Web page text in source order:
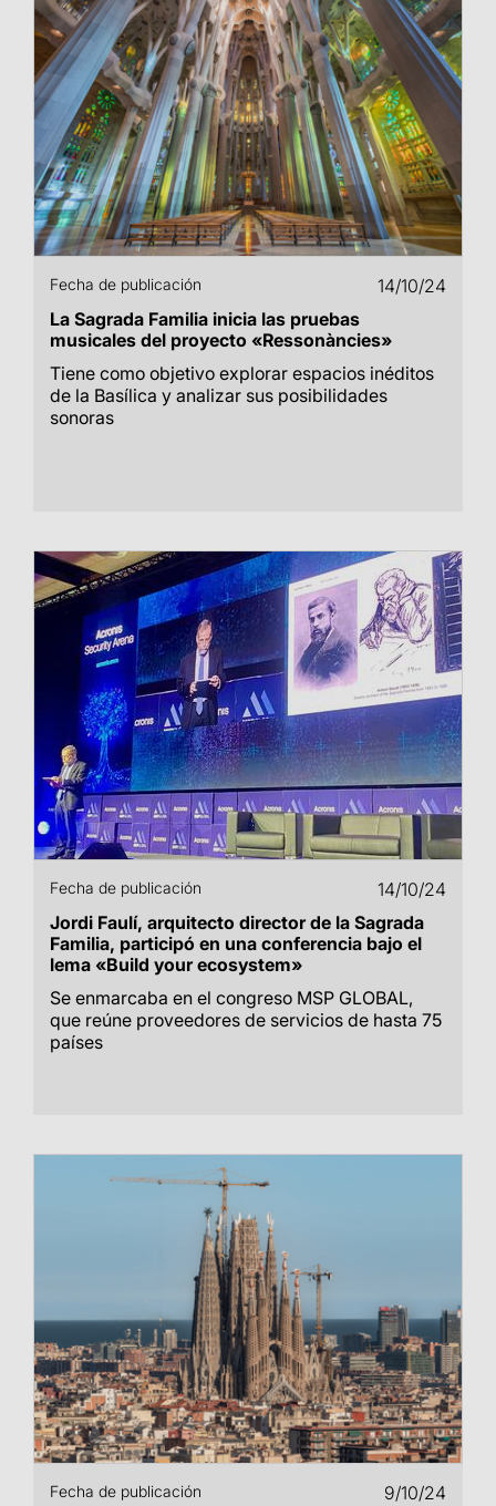
Fecha de publicación
14/10/24
La Sagrada Familia inicia las pruebas
musicales del proyecto «Ressonàncies»
Tiene como objetivo explorar espacios inéditos
de la Basílica y analizar sus posibilidades
sonoras
Fecha de publicación
14/10/24
Jordi Faulí, arquitecto director de la Sagrada
Familia, participó en una conferencia bajo el
lema «Build your ecosystem»
Se enmarcaba en el congreso MSP GLOBAL,
que reúne proveedores de servicios de hasta 75
países
Fecha de publicación 9/10/24